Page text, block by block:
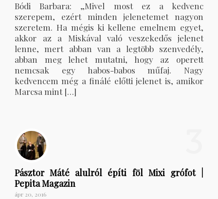
Bódi Barbara: „Mivel most ez a kedvenc
szerepem, ezért minden jelenetemet nagyon
szeretem. Ha mégis ki kellene emelnem egyet,
akkor az a Miskával való veszekedős jelenet
lenne, mert abban van a legtöbb szenvedély,
abban meg lehet mutatni, hogy az operett
nemcsak egy habos-babos műfaj. Nagy
kedvencem még a finálé előtti jelenet is, amikor
Marcsa mint […]
Pásztor Máté alulról építi föl Mixi grófot |
Pepita Magazin
ápr 20, 2016